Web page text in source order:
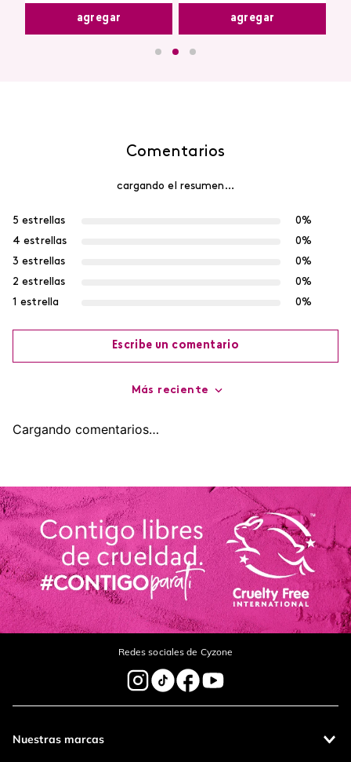
agregar agregar
Comentarios
cargando el resumen…
5 estrellas
0%
4 estrellas
0%
3 estrellas
0%
2 estrellas
0%
1 estrella
0%
Escribe un comentario
Título
Califica el producto de 1 a 5 estrellas
Tu nombre
Dirección de email
Más reciente
Cargando comentarios…
Redes sociales de Cyzone
Nuestras marcas